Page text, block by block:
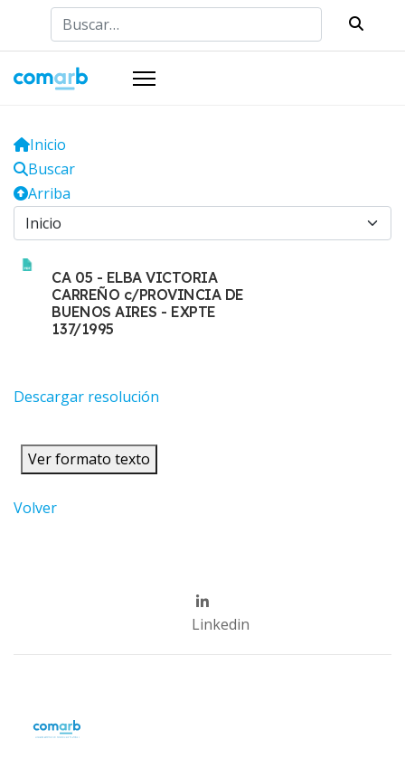
Buscar
Inicio
Buscar
Arriba
CA 05 - ELBA VICTORIA
CARREÑO c/PROVINCIA DE
BUENOS AIRES - EXPTE
137/1995
Descargar resolución
Ver formato texto
Volver
Linkedin